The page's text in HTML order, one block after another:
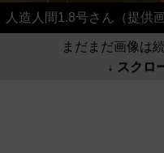
人造人間1.8号さん（提供画
まだまだ画像は
↓ スクロ